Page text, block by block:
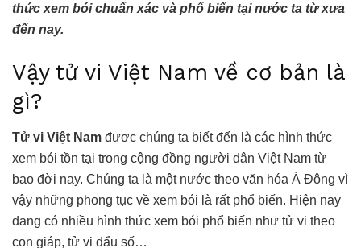
thức xem bói chuẩn xác và phổ biến tại nước ta từ xưa
đến nay.
Vậy tử vi Việt Nam về cơ bản là
gì?
Tử vi Việt Nam được chúng ta biết đến là các hình thức
xem bói tồn tại trong cộng đồng người dân Việt Nam từ
bao đời nay. Chúng ta là một nước theo văn hóa Á Đông vì
vậy những phong tục về xem bói là rất phổ biến. Hiện nay
đang có nhiều hình thức xem bói phổ biến như tử vi theo
con giáp, tử vi đẩu số…